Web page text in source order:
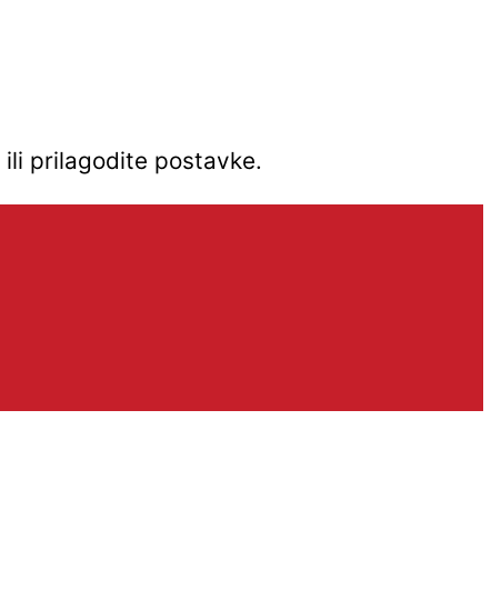
ili prilagodite postavke.